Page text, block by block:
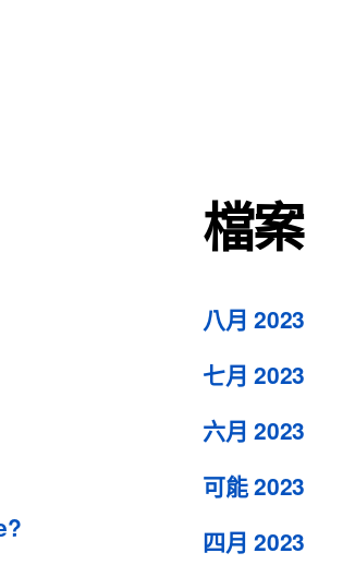
檔案
八月 2023
七月 2023
六月 2023
可能 2023
四月 2023